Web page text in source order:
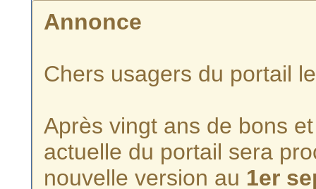
Annonce
Chers usagers du portail
Après vingt ans de bons
actuelle du portail sera
nouvelle version au 1er